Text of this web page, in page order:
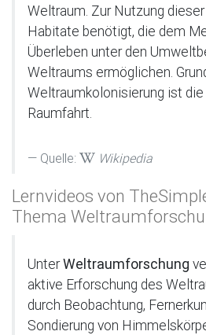
Weltraum. Zur Nutzung
Habitate benötigt, die dem
Überleben unter den
Weltraums ermöglichen.
Weltraumkolonisierung ist
Raumfahrt.
Quelle: Wikipedia
Lernvideos von
Thema
UnterWeltraumforschung
aktive Erforschung des
durch Beobachtung,
Sondierung von